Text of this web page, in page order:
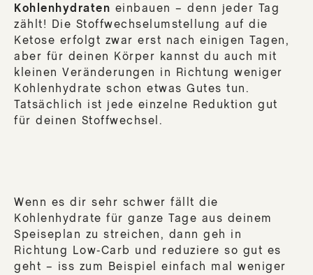
Kohlenhydraten einbauen – denn jeder Tag
zählt! Die Stoffwechselumstellung auf die
Ketose erfolgt zwar erst nach einigen Tagen,
aber für deinen Körper kannst du auch mit
kleinen Veränderungen in Richtung weniger
Kohlenhydrate schon etwas Gutes tun.
Tatsächlich ist jede einzelne Reduktion gut
für deinen Stoffwechsel.
Wenn es dir sehr schwer fällt die
Kohlenhydrate für ganze Tage aus deinem
Speiseplan zu streichen, dann geh in
Richtung Low-Carb und reduziere so gut es
geht – iss zum Beispiel einfach mal weniger